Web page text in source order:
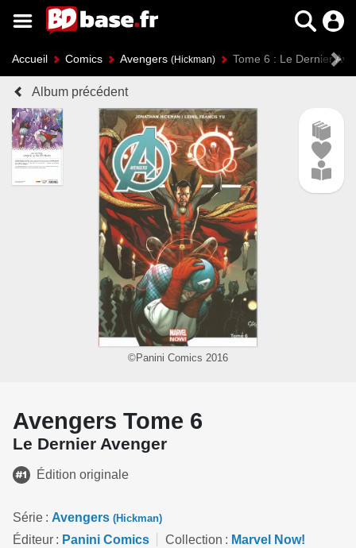
Accueil Comics Avengers (Hickman) Tome 6 : Le Dernier
Album précédent
©Panini Comics 2016
Avengers Tome 6
Le Dernier Avenger
Édition originale
Série Avengers (Hickman)
Éditeur Panini Comics Collection Marvel Now!